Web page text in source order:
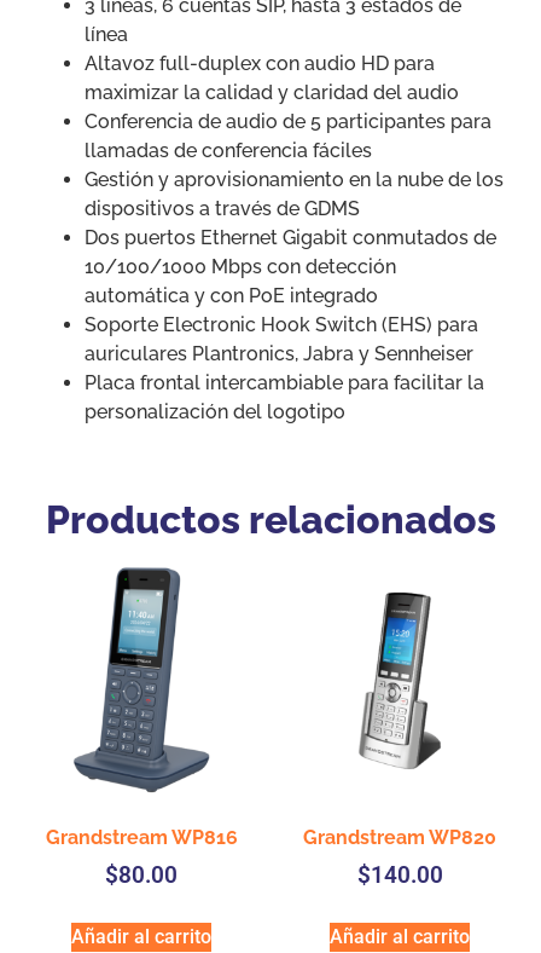
3 líneas, 6 cuentas SIP, hasta 3 estados de
línea
Altavoz full-duplex con audio HD para
maximizar la calidad y claridad del audio
Conferencia de audio de 5 participantes para
llamadas de conferencia fáciles
Gestión y aprovisionamiento en la nube de los
dispositivos a través de GDMS
Dos puertos Ethernet Gigabit conmutados de
10/100/1000 Mbps con detección
automática y con PoE integrado
Soporte Electronic Hook Switch (EHS) para
auriculares Plantronics, Jabra y Sennheiser
Placa frontal intercambiable para facilitar la
personalización del logotipo
Productos relacionados
Grandstream WP816
$80.00
Añadir al carrito
Grandstream WP820
$140.00
Añadir al carrito